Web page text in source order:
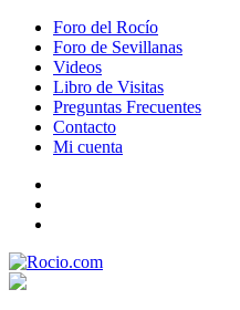
Foro del Rocío
Foro de Sevillanas
Videos
Libro de Visitas
Preguntas Frecuentes
Contacto
Mi cuenta